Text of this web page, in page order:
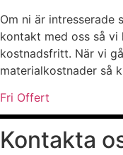
Om ni är intresserade
kontakt med oss så
kostnadsfritt. När vi
materialkostnader så
Fri Offert
Kontakta